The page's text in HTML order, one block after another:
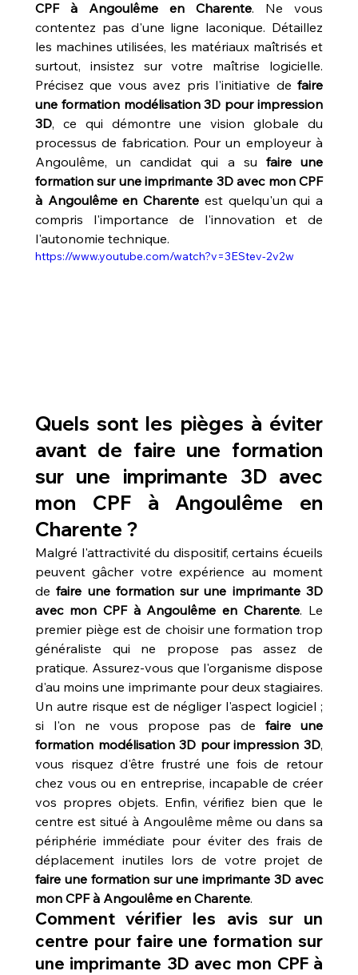
CPF à Angoulême en Charente. Ne vous
contentez pas d'une ligne laconique. Détaillez
les machines utilisées, les matériaux maîtrisés et
surtout, insistez sur votre maîtrise logicielle.
Précisez que vous avez pris l'initiative de faire
une formation modélisation 3D pour impression
3D, ce qui démontre une vision globale du
processus de fabrication. Pour un employeur à
Angoulême, un candidat qui a su faire une
formation sur une imprimante 3D avec mon CPF
à Angoulême en Charente est quelqu'un qui a
compris l'importance de l'innovation et de
l'autonomie technique.
https://www.youtube.com/watch?v=3EStev-2v2w
Quels sont les pièges à éviter
avant de faire une formation
sur une imprimante 3D avec
mon CPF à Angoulême en
Charente ?
Malgré l'attractivité du dispositif, certains écueils
peuvent gâcher votre expérience au moment
de faire une formation sur une imprimante 3D
avec mon CPF à Angoulême en Charente. Le
premier piège est de choisir une formation trop
généraliste qui ne propose pas assez de
pratique. Assurez-vous que l'organisme dispose
d'au moins une imprimante pour deux stagiaires.
Un autre risque est de négliger l'aspect logiciel ;
si l'on ne vous propose pas de faire une
formation modélisation 3D pour impression 3D,
vous risquez d'être frustré une fois de retour
chez vous ou en entreprise, incapable de créer
vos propres objets. Enfin, vérifiez bien que le
centre est situé à Angoulême même ou dans sa
périphérie immédiate pour éviter des frais de
faire une formation sur une imprimante 3D avec
mon CPF à Angoulême en Charente.
Comment vérifier les avis sur un
centre pour faire une formation sur
une imprimante 3D avec mon CPF à